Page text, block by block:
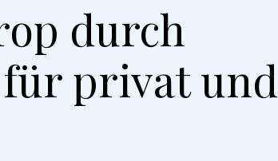
durch
privat und